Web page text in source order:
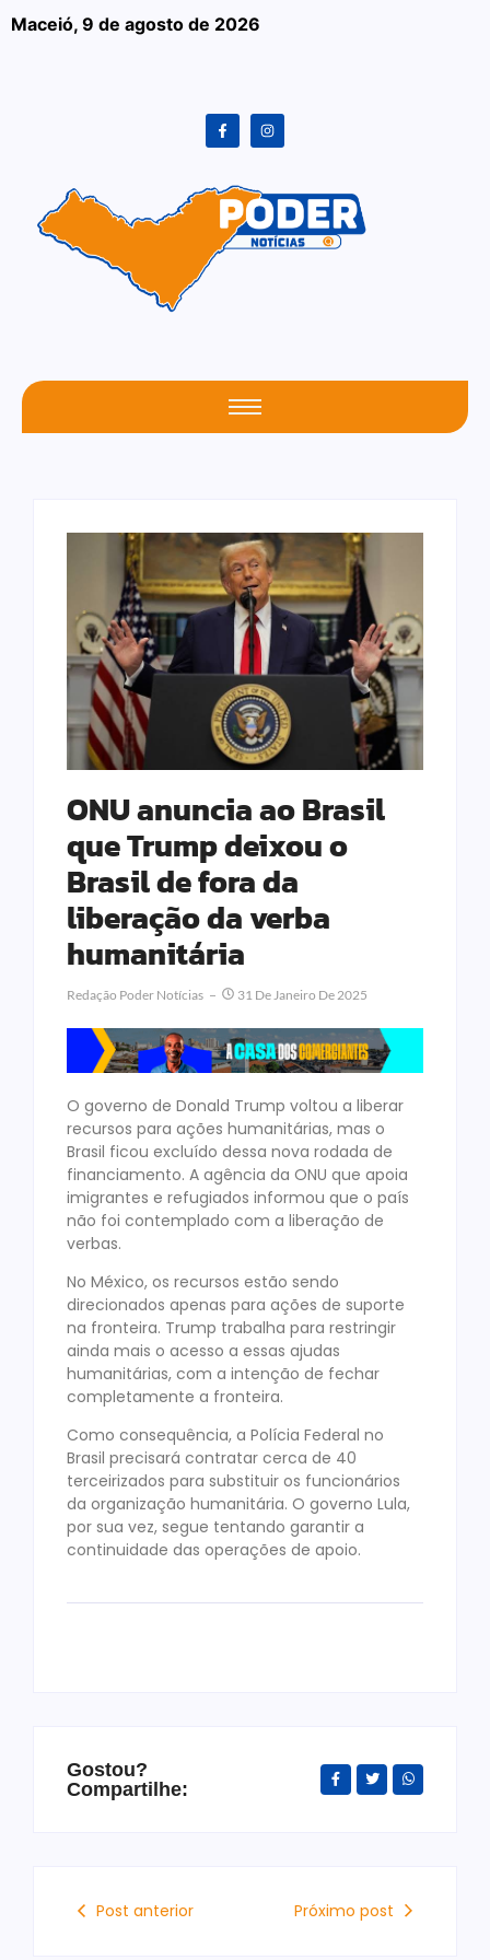
Maceió, 9 de agosto de 2026
ONU anuncia ao Brasil
que Trump deixou o
Brasil de fora da
liberação da verba
humanitária
Redação Poder Notícias 31 De Janeiro De 2025
O governo de Donald Trump voltou a liberar
recursos para ações humanitárias, mas o
Brasil ficou excluído dessa nova rodada de
financiamento. A agência da ONU que apoia
imigrantes e refugiados informou que o país
não foi contemplado com a liberação de
verbas.
No México, os recursos estão sendo
direcionados apenas para ações de suporte
na fronteira. Trump trabalha para restringir
ainda mais o acesso a essas ajudas
humanitárias, com a intenção de fechar
completamente a fronteira.
Como consequência, a Polícia Federal no
Brasil precisará contratar cerca de 40
terceirizados para substituir os funcionários
da organização humanitária. O governo Lula,
por sua vez, segue tentando garantir a
continuidade das operações de apoio.
Gostou?
Compartilhe:
Post anterior Próximo post